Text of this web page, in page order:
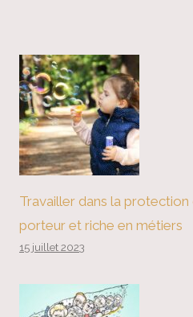
Travailler dans la protection
porteur et riche en métiers
15 juillet 2023